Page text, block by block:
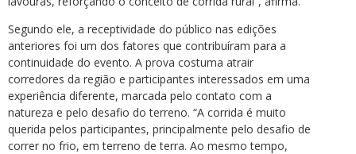
Segundo ele, a receptividade do público nas edições
anteriores foi um dos fatores que contribuíram para a
continuidade do evento. A prova costuma atrair
corredores da região e participantes interessados em uma
experiência diferente, marcada pelo contato com a
natureza e pelo desafio do terreno. “A corrida é muito
querida pelos participantes, principalmente pelo desafio de
correr no frio, em terreno de terra. Ao mesmo tempo,